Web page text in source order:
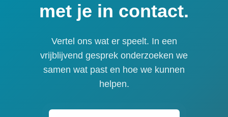
met je in contact.
Vertel ons wat er speelt. In een
vrijblijvend gesprek onderzoeken we
samen wat past en hoe we kunnen
helpen.